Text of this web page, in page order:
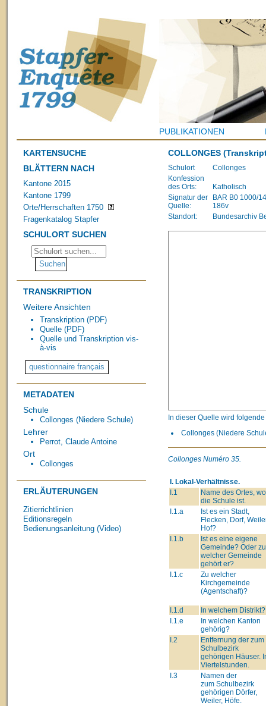
PUBLIKATIONEN
KARTENSUCHE
BLÄTTERN NACH
Kantone 2015
Kantone 1799
Orte/Herrschaften 1750
Fragenkatalog Stapfer
SCHULORT SUCHEN
TRANSKRIPTION
Weitere Ansichten
Transkription (PDF)
Quelle (PDF)
Quelle und Transkription vis-
à-vis
METADATEN
Schule
Collonges (Niedere Schule)
Lehrer
Perrot, Claude Antoine
Ort
Collonges
ERLÄUTERUNGEN
Zitierrichtlinien
Editionsregeln
Bedienungsanleitung (Video)
COLLONGES
Schulort
Collonges
Konfession
des Orts:
Katholisch
Signatur der
Quelle:
BAR B0 1000/
186v
Standort:
Bundesarchiv
In dieser Quelle wird
Collonges (Niedere
Collonges Numéro 35.
I. Lokal-Verhältnisse.
I.1
Name des Ortes, wo
die Schule ist.
I.1.a
Ist es ein Stadt,
Flecken, Dorf,
Hof?
I.1.b
Ist es eine eigene
Gemeinde? Oder zu
welcher Gemeinde
gehört er?
I.1.c
Zu welcher
Kirchgemeinde
(Agentschaft)?
I.1.d
In welchem Distrikt?
I.1.e
In welchen Kanton
gehörig?
I.2
Entfernung der zum
Schulbezirk
gehörigen Häuser.
Viertelstunden.
I.3
Namen der
zum Schulbezirk
gehörigen Dörfer,
Weiler, Höfe.